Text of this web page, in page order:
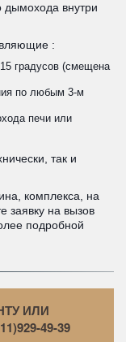
дымохода внутри
:
градусов (смещена
по любым 3-м
печи или
так и
комплекса, на
заявку на вызов
подробной
ИЛИ
49-39